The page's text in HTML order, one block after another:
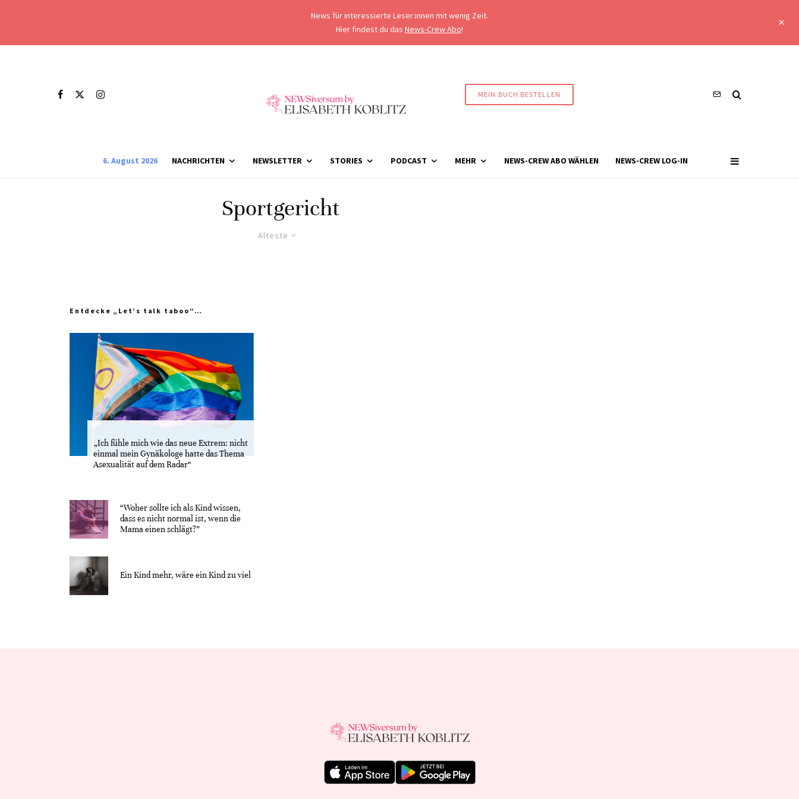
News für interessierte Leser:innen mit wenig Zeit.
Hier findest du das News-Crew Abo!
MEIN BUCH BESTELLEN
6. August 2026 NACHRICHTEN NEWSLETTER STORIES PODCAST MEHR NEWS-CREW ABO WÄHLEN NEWS-CREW LOG-IN
Sportgericht
Älteste
Entdecke „Let’s talk taboo“…
„Ich fühle mich wie das neue Extrem: nicht
einmal mein Gynäkologe hatte das Thema
Asexualität auf dem Radar“
“Woher sollte ich als Kind wissen,
dass es nicht normal ist, wenn die
Mama einen schlägt?”
Ein Kind mehr, wäre ein Kind zu viel